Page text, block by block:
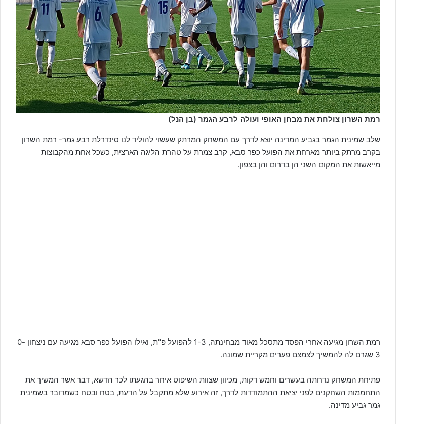
רמת השרון צולחת את מבחן האופי ועולה לרבע הגמר (בן הנל)
שלב שמינית הגמר בגביע המדינה יוצא לדרך עם המשחק המרתק שעשוי להוליד לנו סינדרלת רבע גמר- רמת השרון
בקרב מרתק ביותר מארחת את הפועל כפר סבא, קרב צמרת על טהרת הליגה הארצית, כשכל אחת מהקבוצות
מייאשות את המקום השני הן בדרום והן בצפון.
רמת השרון מגיעה אחרי הפסד מתסכל מאוד מבחינתה, 1-3 להפועל פ"ת, ואילו הפועל כפר סבא מגיעה עם ניצחון 0-
3 שגרם לה להמשיך לצמצם פערים מקריית שמונה.
פתיחת המשחק נדחתה בעשרים וחמש דקות, מכיוון שצוות השיפוט איחר בהגעתו לכר הדשא, דבר אשר המשיך את
התחממות השחקנים לפני יציאת ההתמודדות לדרך, זה אירוע שלא מתקבל על הדעת, בטח ובטח כשמדובר בשמינית
גמר גביע מדינה.